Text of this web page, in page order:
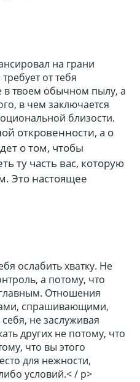
на грани
от тебя
в твоем обычном пылу, а
в чем заключается
близости.
откровенности, а о
о том, чтобы
ту часть вас, которую
Это настоящее
ослабить хватку. Не
а потому, что
Отношения
спрашивающими,
не заслуживая
других не потому, что
что вы этого
для нежности,
условий.< / p>